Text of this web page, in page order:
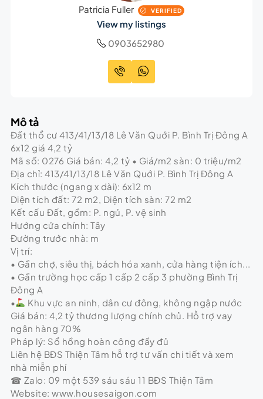
Patricia Fuller VERIFIED
View my listings
0903652980
Mô tả
Đất thổ cư 413/41/13/18 Lê Văn Quới P. Bình Trị Đông A
6x12 giá 4,2 tỷ
Mã số: 0276 Giá bán: 4,2 tỷ • Giá/m2 sàn: 0 triệu/m2
Địa chỉ: 413/41/13/18 Lê Văn Quới P. Bình Trị Đông A
Kích thước (ngang x dài): 6x12 m
Diện tích đất: 72 m2, Diện tích sàn: 72 m2
Kết cấu Đất, gồm: P. ngủ, P. vệ sinh
Hướng cửa chính: Tây
Đường trước nhà: m
Vị trí:
• Gần chợ, siêu thị, bách hóa xanh, cửa hàng tiện ích...
• Gần trường học cấp 1 cấp 2 cấp 3 phường Bình Trị
Đông A
•
Khu vực an ninh, dân cư đông, không ngập nước
Giá bán: 4,2 tỷ thương lượng chính chủ. Hỗ trợ vay
ngân hàng 70%
Pháp lý: Sổ hồng hoàn công đầy đủ
Liên hệ BĐS Thiện Tâm hỗ trợ tư vấn chi tiết và xem
nhà miễn phí
☎ Zalo: 09 một 539 sáu sáu 11 BĐS Thiện Tâm
Website: www.housesaigon.com